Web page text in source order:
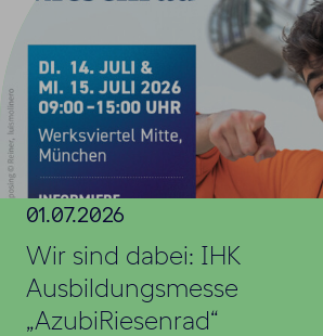
Wir sind dabei: IHK
Ausbildungsmesse
„AzubiRiesenrad“
01.07.2026